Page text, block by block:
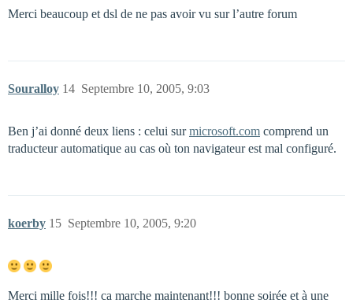
Merci beaucoup et dsl de ne pas avoir vu sur l’autre forum
Souralloy Septembre 10, 2005, 9:03
14
Ben j’ai donné deux liens : celui surmicrosoft.com comprend un
traducteur automatique au cas où ton navigateur est mal configuré.
koerby Septembre 10, 2005, 9:20
15
Merci mille fois!!! ca marche maintenant!!! bonne soirée et à une